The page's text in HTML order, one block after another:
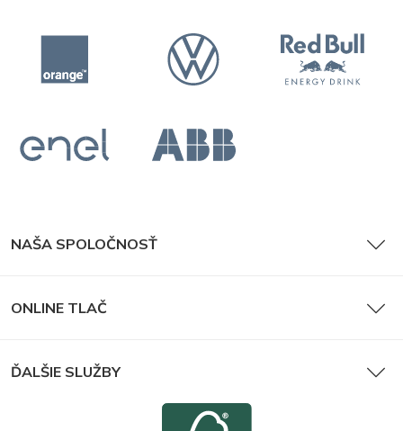
NAŠA SPOLOČNOSŤ
ONLINE TLAČ
ĎALŠIE SLUŽBY